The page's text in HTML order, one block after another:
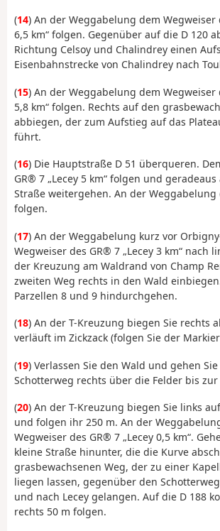
(14) An der Weggabelung dem Wegweiser
6,5 km“ folgen. Gegenüber auf die D 120
Richtung Celsoy und Chalindrey einen
Eisenbahnstrecke von Chalindrey nach
(15) An der Weggabelung dem Wegweiser
5,8 km“ folgen. Rechts auf den
abbiegen, der zum Aufstieg auf das
führt.
(16) Die Hauptstraße D 51 überqueren.
GR® 7 „Lecey 5 km“ folgen und
Straße weitergehen. An der Weggabelung
folgen.
(17) An der Weggabelung kurz vor
Wegweiser des GR® 7 „Lecey 3 km“ nach
der Kreuzung am Waldrand von Champ
zweiten Weg rechts in den Wald
Parzellen 8 und 9 hindurchgehen.
(18) An der T-Kreuzung biegen Sie rechts
verläuft im Zickzack (folgen Sie der
(19) Verlassen Sie den Wald und gehen
Schotterweg rechts über die Felder bis zur
(20) An der T-Kreuzung biegen Sie links
und folgen ihr 250 m. An der
Wegweiser des GR® 7 „Lecey 0,5 km“.
kleine Straße hinunter, die die Kurve
grasbewachsenen Weg, der zu einer
liegen lassen, gegenüber den
und nach Lecey gelangen. Auf die D 188
rechts 50 m folgen.